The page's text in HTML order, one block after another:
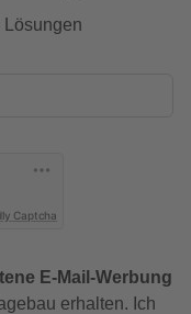
Lösungen
Captcha
E-Mail-Werbung
erhalten. Ich